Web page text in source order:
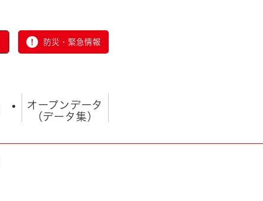
防災・緊急情報
オープンデータ
（データ集）